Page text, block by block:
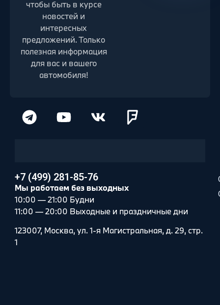
чтобы быть в курсе
новостей и
интересных
предложений. Только
полезная информация
для вас и вашего
автомобиля!
+7 (499) 281-85-76
Мы работаем без выходных
10:00 — 21:00 Будни
11:00 — 20:00 Выходные и праздничные дни
123007, Москва, ул. 1-я Магистральная, д. 29, стр.
1